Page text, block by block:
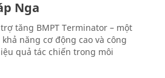
Nga
tăng BMPT Terminator – một
năng cơ động cao và công
quả tác chiến trong môi